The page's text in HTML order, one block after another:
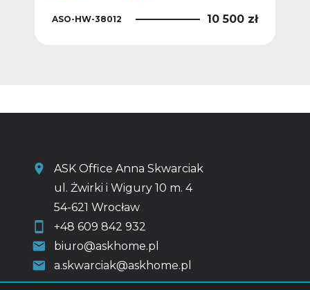
ASO-HW-38012 10 500 zł
ASK Office Anna Skwarciak
ul. Żwirki i Wigury 10 m. 4
54-621 Wrocław
+48 609 842 932
biuro@askhome.pl
a.skwarciak@askhome.pl